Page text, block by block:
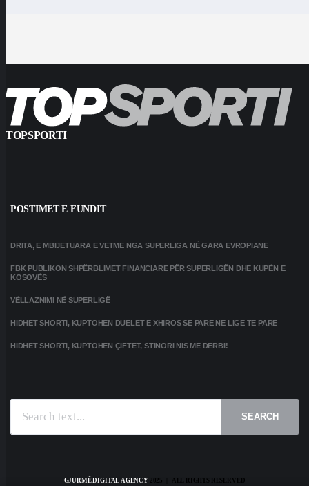
TOPSPORTI
POSTIMET E FUNDIT
DRITA, E MBIJETUARA E VETME NGA SUPERLIGA NË GARA EVROPIANE
FBK PUBLIKON SHPËRBLIMET FINANCIARE PËR SUPERLIGËN DHE KUPËN E
KOSOVËS
VËLLAZNIMI NË SUPERLIGË
HIDHET SHORTI, KUPTOHEN DUELET E XHIROS SË PARË NË LIGË TË PARË
HIDHET SHORTI, KUPTOHEN ÇIFTET, STINORI NIS ME DERBI!
SEARCH
GJURMË DIGITAL AGENCY2025 | ALL RIGHTS RESERVED